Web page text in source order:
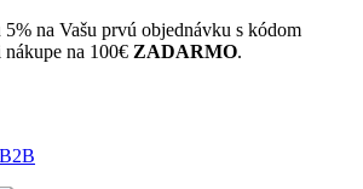
na Vašu prvú objednávku s kódom
na 100€ ZADARMO.